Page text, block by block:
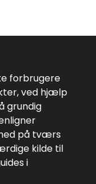
forbrugere
ved hjælp
grundig
på tværs
kilde til
i